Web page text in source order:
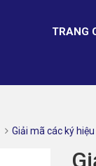
TRANG
Giải mã các ký